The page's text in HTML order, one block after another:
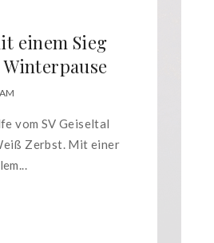
einem Sieg
vom SV Geiseltal
Zerbst. Mit einer